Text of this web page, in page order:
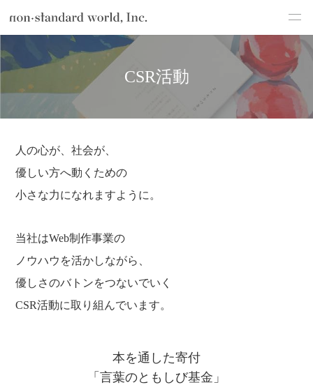
TOP 会社紹介 CSR活動
CSR活動
service
blog
atelier
contact
人の心が、社会が、
優しい方へ動くための
小さな力になれますように。
当社はWeb制作事業の
ノウハウを活かしながら、
優しさのバトンをつないでいく
CSR活動に取り組んでいます。
本を通した寄付
「言葉のともしび基金」